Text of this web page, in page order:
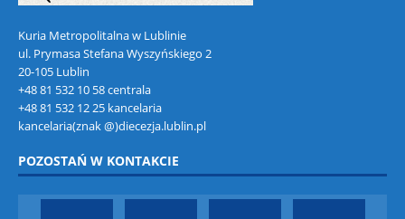
Kuria Metropolitalna w Lublinie
ul. Prymasa Stefana Wyszyńskiego 2
20-105 Lublin
+48 81 532 10 58 centrala
+48 81 532 12 25 kancelaria
kancelaria(znak @)diecezja.lublin.pl
POZOSTAŃ W KONTAKCIE